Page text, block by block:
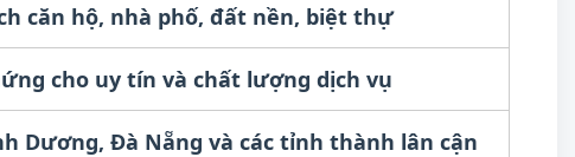
căn hộ, nhà phố, đất nền, biệt thự
cho uy tín và chất lượng dịch vụ
Dương, Đà Nẵng và các tỉnh thành lân cận